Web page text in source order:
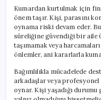
Kumardan kurtulmak için
önem taşır. Kişi, parasını
oynama riski devam eder.
süreliğine güvendiği bir aile
taşımamak veya
önlemler, ani kararlarla
Bağımlılıkla mücadelede
arkadaşlar veya
oynar. Kişi yaşadığı